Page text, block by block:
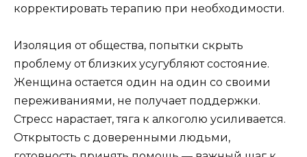
корректировать терапию при необходимости.
Изоляция от общества, попытки скрыть
проблему от близких усугубляют состояние.
Женщина остается один на один со своими
переживаниями, не получает поддержки.
Стресс нарастает, тяга к алкоголю усиливается.
Открытость с доверенными людьми,